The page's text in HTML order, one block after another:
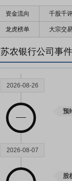
资金流向 千股千
龙虎榜单 大宗交
苏农银行公司事
2026-08-26
预
2026-08-07
股